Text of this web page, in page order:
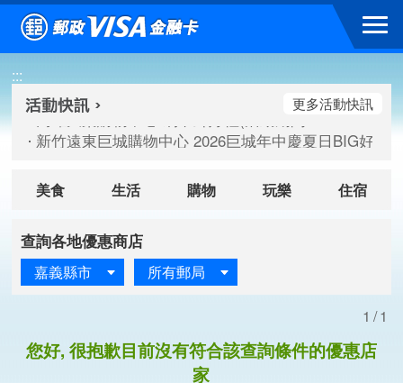
跳到主要內容區塊
:::
高雄大樂購物中心 刷卡郵好禮(活動期間：115/08/07-
臺北三創生活 有點東西第2波 刷卡郵好禮(活動期間：
高雄大樂購物中心 刷卡郵好禮(活動期間：115/08/07-
新竹遠東巨城購物中心 2026巨城年中慶夏日BIG好刷(
更多活動快訊
美食 生活 購物 玩樂 住宿
查詢各地優惠商店
嘉義縣市 所有郵局
1/1
您好, 很抱歉目前沒有符合該查詢條件的優惠店
家